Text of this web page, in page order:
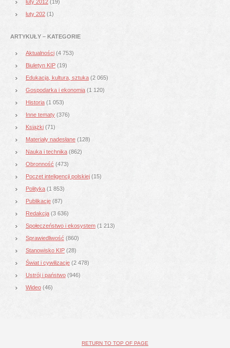
luty 2012 (19)
luty 202 (1)
ARTYKUŁY – KATEGORIE
Aktualności (4 753)
Biuletyn KIP (19)
Edukacja, kultura, sztuka (2 065)
Gospodarka i ekonomia (1 120)
Historia (1 053)
Inne tematy (376)
Książki (71)
Materiały nadesłane (128)
Nauka i technika (862)
Obronność (473)
Poczet inteligencji polskiej (15)
Polityka (1 853)
Publikacje (87)
Redakcja (3 636)
Społeczeństwo i ekosystem (1 213)
Sprawiedliwość (860)
Stanowisko KIP (28)
Świat i cywilizacje (2 478)
Ustrój i państwo (946)
Wideo (46)
RETURN TO TOP OF PAGE